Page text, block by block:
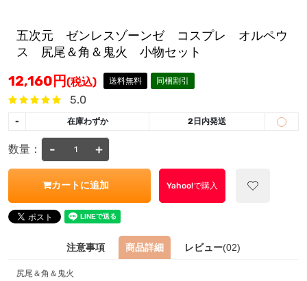
五次元 ゼンレスゾーンゼ コスプレ オルペウ
ス 尻尾＆角＆鬼火 小物セット
12,160 円(税込) 送料無料 同梱割引
5.0
- 在庫わずか 2日内発送
数量： - +
カートに追加 Yahoo!で購入
注意事項 商品詳細 レビュー(02)
尻尾＆角＆鬼火